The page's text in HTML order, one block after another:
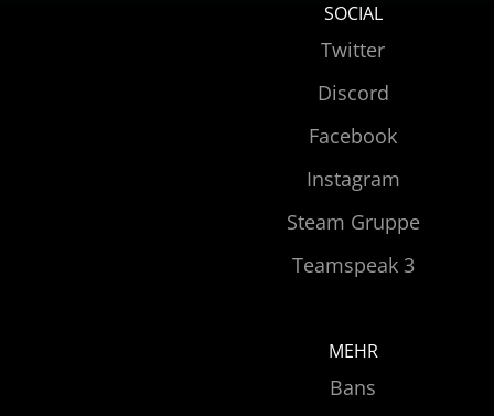
SOCIAL
Twitter
Discord
Facebook
Instagram
Steam Gruppe
Teamspeak 3
MEHR
Bans